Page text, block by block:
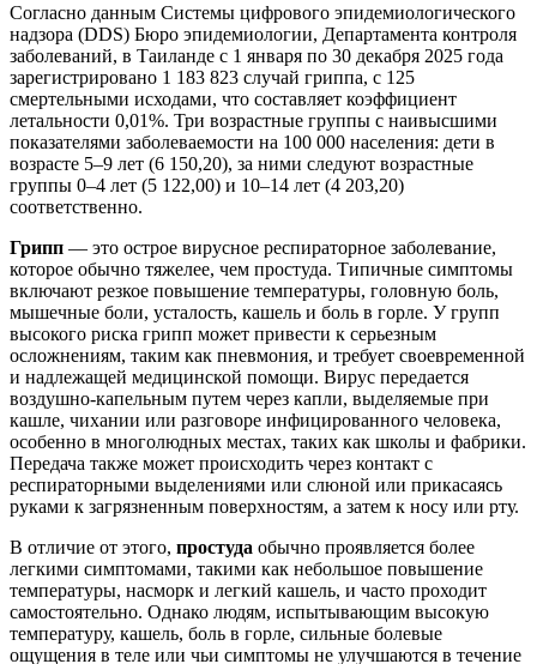
Согласно данным Системы цифрового эпидемиологического
надзора (DDS) Бюро эпидемиологии, Департамента контроля
заболеваний, в Таиланде с 1 января по 30 декабря 2025 года
зарегистрировано 1 183 823 случай гриппа, с 125
смертельными исходами, что составляет коэффициент
летальности 0,01%. Три возрастные группы с наивысшими
показателями заболеваемости на 100 000 населения: дети в
возрасте 5–9 лет (6 150,20), за ними следуют возрастные
группы 0–4 лет (5 122,00) и 10–14 лет (4 203,20)
соответственно.
Грипп — это острое вирусное респираторное заболевание,
которое обычно тяжелее, чем простуда. Типичные симптомы
включают резкое повышение температуры, головную боль,
мышечные боли, усталость, кашель и боль в горле. У групп
высокого риска грипп может привести к серьезным
осложнениям, таким как пневмония, и требует своевременной
и надлежащей медицинской помощи. Вирус передается
воздушно-капельным путем через капли, выделяемые при
кашле, чихании или разговоре инфицированного человека,
особенно в многолюдных местах, таких как школы и фабрики.
Передача также может происходить через контакт с
респираторными выделениями или слюной или прикасаясь
руками к загрязненным поверхностям, а затем к носу или рту.
В отличие от этого, простуда обычно проявляется более
легкими симптомами, такими как небольшое повышение
температуры, насморк и легкий кашель, и часто проходит
самостоятельно. Однако людям, испытывающим высокую
температуру, кашель, боль в горле, сильные болевые
ощущения в теле или чьи симптомы не улучшаются в течение